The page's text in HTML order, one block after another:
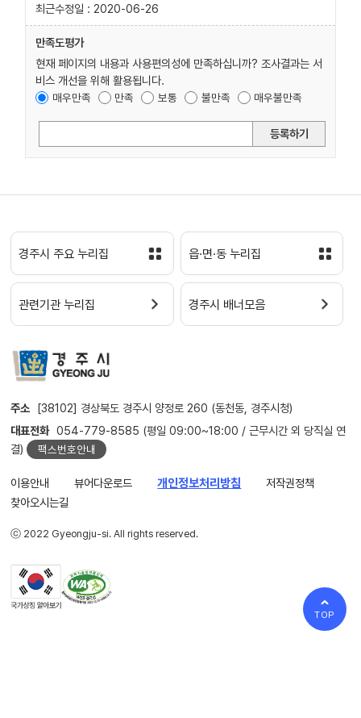
최근수정일 : 2020-06-26
만족도평가
현재 페이지의 내용과 사용편의성에 만족하십니까? 조사결과는 서
비스 개선을 위해 활용됩니다.
매우만족 만족 보통 불만족 매우불만족
등록하기
경주시 주요 누리집 읍·면·동 누리집
관련기관 누리집 경주시 배너모음
주소 [38102] 경상북도 경주시 양정로 260 (동천동, 경주시청)
대표전화 054-779-8585 (평일 09:00~18:00 / 근무시간 외 당직실 연
결)
팩스번호안내
이용안내 뷰어다운로드 개인정보처리방침
저작권정책
찾아오시는길
ⓒ 2022 Gyeongju-si. All rights reserved.
TOP